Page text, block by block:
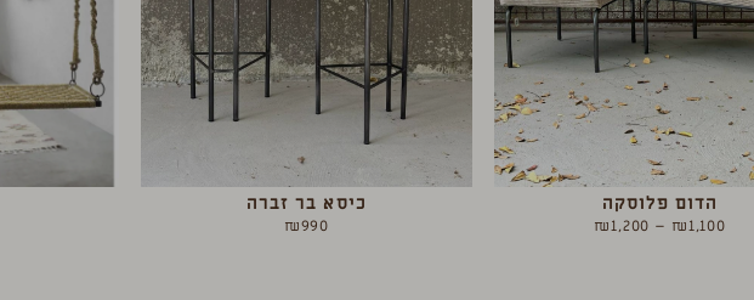
הדום פלוסקה
₪1,100
–
₪1,200
כיסא בר זברה
₪990